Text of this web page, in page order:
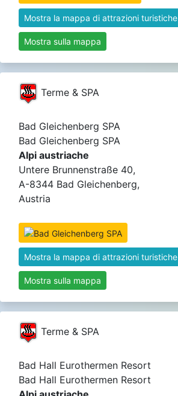
Mostra la mappa di attrazioni turistiche
Mostra sulla mappa
Terme & SPA
Bad Gleichenberg SPA
Bad Gleichenberg SPA
Alpi austriache
Untere Brunnenstraße 40,
A-8344 Bad Gleichenberg,
Austria
Mostra la mappa di attrazioni turistiche
Mostra sulla mappa
Terme & SPA
Bad Hall Eurothermen Resort
Bad Hall Eurothermen Resort